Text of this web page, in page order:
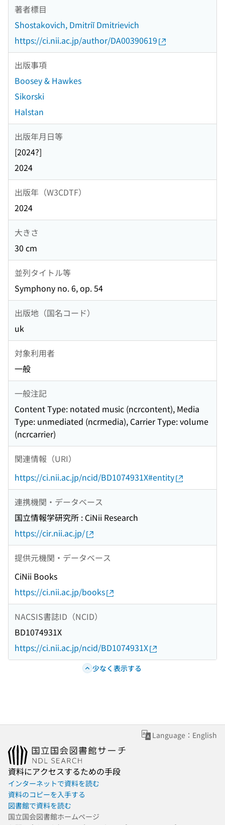
著者標目
Shostakovich, Dmitriĭ Dmitrievich
https://ci.nii.ac.jp/author/DA00390619
出版事項
Boosey & Hawkes
Sikorski
Halstan
出版年月日等
[2024?]
2024
出版年（W3CDTF）
2024
大きさ
30 cm
並列タイトル等
Symphony no. 6, op. 54
出版地（国名コード）
uk
対象利用者
一般
一般注記
Content Type: notated music (ncrcontent), Media
Type: unmediated (ncrmedia), Carrier Type: volume
(ncrcarrier)
関連情報（URI）
https://ci.nii.ac.jp/ncid/BD1074931X#entity
連携機関・データベース
国立情報学研究所 : CiNii Research
https://cir.nii.ac.jp/
提供元機関・データベース
CiNii Books
https://ci.nii.ac.jp/books
NACSIS書誌ID（NCID）
BD1074931X
https://ci.nii.ac.jp/ncid/BD1074931X
少なく表示する
Language：English
資料にアクセスするための手段
インターネットで資料を読む
資料のコピーを入手する
図書館で資料を読む
国立国会図書館ホームページ